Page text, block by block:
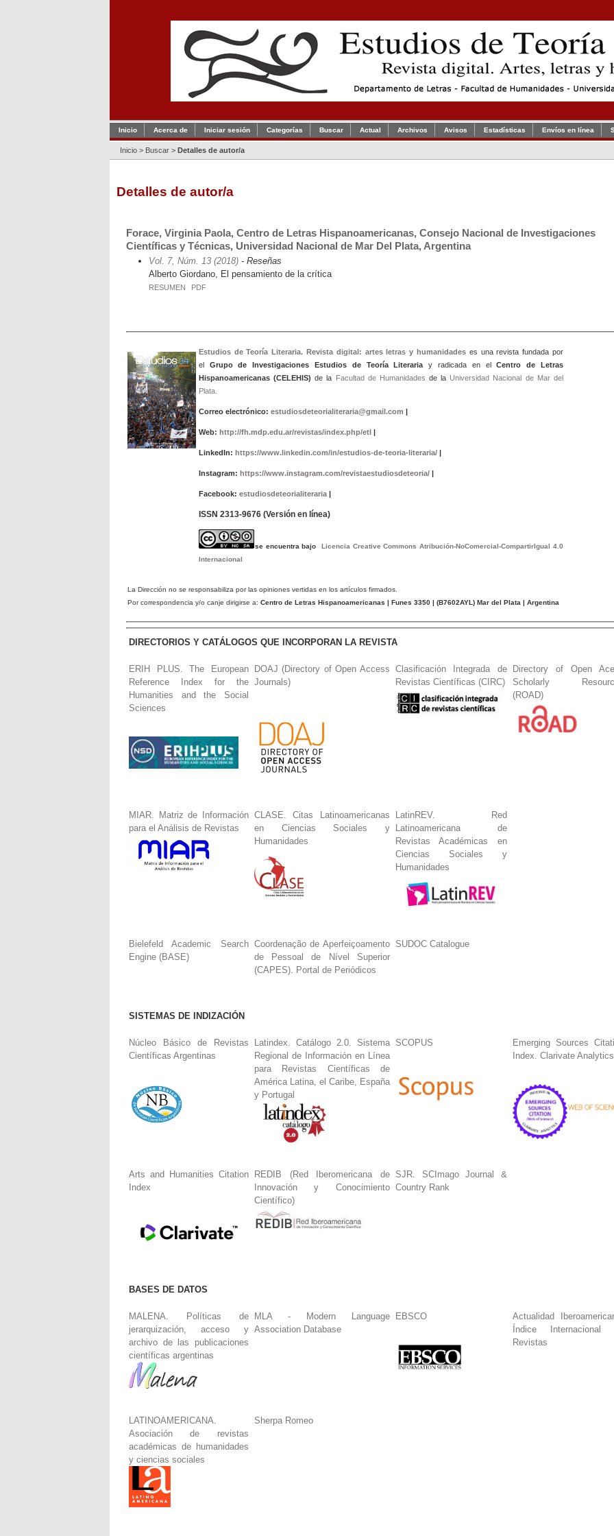
Inicio Acerca de Iniciar sesión Categorías Buscar Actual Archivos Avisos Estadísticas Envíos en línea
Inicio > Buscar > Detalles de autor/a
Detalles de autor/a
Forace, Virginia Paola, Centro de Letras Hispanoamericanas, Consejo Nacional de Investigaciones
Científicas y Técnicas, Universidad Nacional de Mar Del Plata, Argentina
Vol. 7, Núm. 13 (2018)- Reseñas
Alberto Giordano, El pensamiento de la crítica
RESUMEN PDF
Estudios de Teoría Literaria. Revista digital: artes letras y humanidadeses una revista fundada por
el Grupo de Investigaciones Estudios de Teoría Literariay radicada en elCentro de Letras
Hispanoamericanas (CELEHIS) de la Facultad de Humanidades de la Universidad Nacional de Mar del
Plata.
Correo electrónico: estudiosdeteorialiteraria@gmail.com |
Web: http://fh.mdp.edu.ar/revistas/index.php/etl|
LinkedIn: https://www.linkedin.com/in/estudios-de-teoria-literaria/|
Instagram: https://www.instagram.com/revistaestudiosdeteoria/|
Facebook: estudiosdeteorialiteraria|
ISSN 2313-9676 (Versión en línea)
se encuentra bajo Licencia Creative Commons Atribución-NoComercial-CompartirIgual 4.0
Internacional
La Dirección no se responsabiliza por las opiniones vertidas en los artículos firmados.
Por correspondencia y/o canje dirigirse a: Centro de Letras Hispanoamericanas | Funes 3350 | (B7602AYL ) Mar del Plata | Argentina
DIRECTORIOS Y CATÁLOGOS QUE INCORPORAN LA REVISTA
ERIH PLUS. The European
Reference Index for the
Humanities and the Social
Sciences
DOAJ (Directory of Open Access
Journals)
Clasificación Integrada de
Revistas Científicas (CIRC)
Directory of Open
Scholarly
(ROAD)
MIAR. Matriz de Información
para el Análisis de Revistas
CLASE. Citas Latinoamericanas
en Ciencias Sociales y
Humanidades
LatinREV. Red
Latinoamericana de
Revistas Académicas en
Ciencias Sociales y
Humanidades
Bielefeld Academic Search
Engine (BASE)
Coordenação de Aperfeiçoamento
de Pessoal de Nível Superior
(CAPES). Portal de Periódicos
SUDOC Catalogue
SISTEMAS DE INDIZACIÓN
Núcleo Básico de Revistas
Científicas Argentinas
Latindex. Catálogo 2.0. Sistema
Regional de Información en Línea
para Revistas Científicas de
América Latina, el Caribe, España
y Portugal
SCOPUS
Emerging Sources
Index. Clarivate Analytics
Arts and Humanities Citation
Index
REDIB (Red Iberomericana de
Innovación y Conocimiento
Científico)
SJR. SCImago Journal &
Country Rank
BASES DE DATOS
MALENA. Políticas de
jerarquización, acceso y
archivo de las publicaciones
científicas argentinas
MLA - Modern Language
Association Database
EBSCO
Actualidad
Índice Internacional
Revistas
LATINOAMERICANA.
Asociación de revistas
académicas de humanidades
y ciencias sociales
Sherpa Romeo